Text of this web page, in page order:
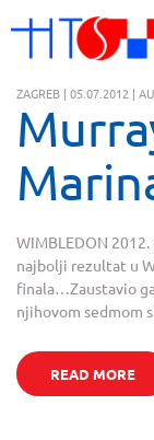
ZAGREB | 05.07.2012 |
WIMBLEDON
najbolji rezultat u
finala…Zaustavio
njihovom sedmom
READ MORE